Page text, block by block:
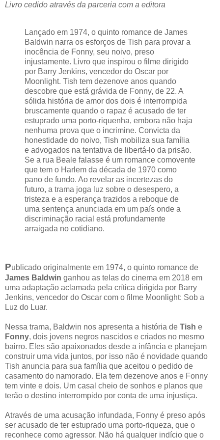
Livro cedido através da parceria com a editora
Lançado em 1974, o quinto romance de James
Baldwin narra os esforços de Tish para provar a
inocência de Fonny, seu noivo, preso
injustamente. Livro que inspirou o filme dirigido
por Barry Jenkins, vencedor do Oscar por
Moonlight. Tish tem dezenove anos quando
descobre que está grávida de Fonny, de 22. A
sólida história de amor dos dois é interrompida
bruscamente quando o rapaz é acusado de ter
estuprado uma porto-riquenha, embora não haja
nenhuma prova que o incrimine. Convicta da
honestidade do noivo, Tish mobiliza sua família
e advogados na tentativa de libertá-lo da prisão.
Se a rua Beale falasse é um romance comovente
que tem o Harlem da década de 1970 como
pano de fundo. Ao revelar as incertezas do
futuro, a trama joga luz sobre o desespero, a
tristeza e a esperança trazidos a reboque de
uma sentença anunciada em um país onde a
discriminação racial está profundamente
arraigada no cotidiano.
Publicado originalmente em 1974, o quinto romance de
James Baldwin ganhou as telas do cinema em 2018 em
uma adaptação aclamada pela crítica dirigida por Barry
Jenkins, vencedor do Oscar com o filme Moonlight: Sob a
Luz do Luar.
Nessa trama, Baldwin nos apresenta a história de Tish e
Fonny, dois jovens negros nascidos e criados no mesmo
bairro. Eles são apaixonados desde a infância e planejam
construir uma vida juntos, por isso não é novidade quando
Tish anuncia para sua família que aceitou o pedido de
casamento do namorado. Ela tem dezenove anos e Fonny
tem vinte e dois. Um casal cheio de sonhos e planos que
terão o destino interrompido por conta de uma injustiça.
Através de uma acusação infundada, Fonny é preso após
ser acusado de ter estuprado uma porto-riqueza, que o
reconhece como agressor. Não há qualquer indício que o